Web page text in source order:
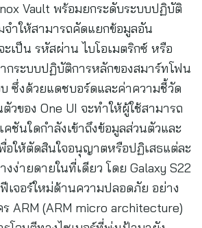
Vault พร้อมยกระดับระบบปฏิบัติ
ำให้สามารถคัดแยกข้อมูลอัน
ะเป็น รหัสผ่าน ไบโอเมตริกซ์ หรือ
กระบบปฏิบัติการหลักของสมาร์ทโฟน
ซึ่งด้วยแดชบอร์ดและค่าความชี้วัด
วของ One UI จะทำให้ผู้ใช้สามารถ
ชันใดกำลังเข้าถึงข้อมูลส่วนตัวและ
อให้ตัดสินใจอนุญาตหรือปฏิเสธแต่ละ
ง่ายดายในที่เดียว โดย Galaxy S22
เจอร์ใหม่ด้านความปลอดภัย อย่าง
ARM (ARM micro architecture)